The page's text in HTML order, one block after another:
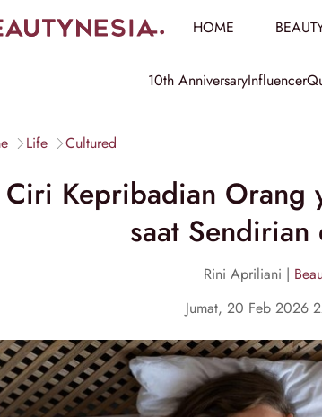
HOME
10th AnniversaryInfluencer
Life Cultured
Kepribadian Orang
saat Sendirian
Rini Apriliani |
Jumat, 20 Feb 2026